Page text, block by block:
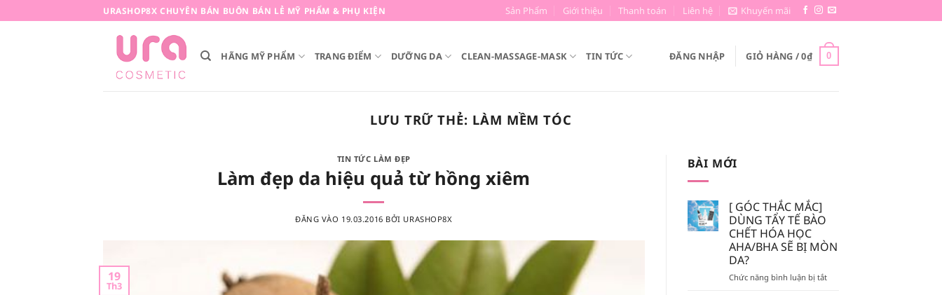
qua
URASHOP8X CHUYÊN BÁN BUÔN BÁN LẺ MỸ PHẨM & PHỤ KIỆN Sản Phẩm Giới thiệu Thanh toán Liên hệ Khuyến mãi
HÃNG MỸ PHẨM TRANG ĐIỂM DƯỠNG DA CLEAN-MASSAGE-MASK TIN TỨC ĐĂNG NHẬP GIỎ HÀNG /0₫ 0
LƯU TRỮ THẺ: LÀM MỀM TÓC
TIN TỨC LÀM ĐẸP
Làm đẹp da hiệu quả từ hồng xiêm
ĐĂNG VÀO 19.03.2016 BỞI URASHOP8X
19
Th3
BÀI MỚI
[ GÓC THẮC MẮC]
DÙNG TẨY TẾ BÀO
CHẾT HÓA HỌC
AHA/BHA SẼ BỊ MÒN
DA?
Chức năng bình luận bị tắtở